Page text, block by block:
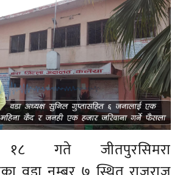
गते जीतपुरसिमरा